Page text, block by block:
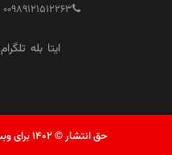
۰۰۹۸۹۱۲۱۵۱۲۲۶۳
ایتا بله تلگرام
حق انتشار © ۱۴۰۲ برای وبسایت اخبار آشورا محفوظ است